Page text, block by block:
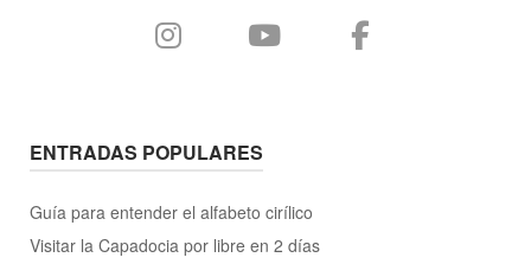
ENTRADAS POPULARES
Guía para entender el alfabeto cirílico
Visitar la Capadocia por libre en 2 días